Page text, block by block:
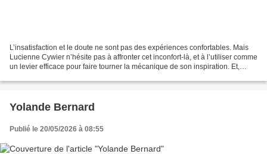
L’insatisfaction et le doute ne sont pas des expériences confortables. Mais
Lucienne Cywier n’hésite pas à affronter cet inconfort-là, et à l’utiliser comme
un levier efficace pour faire tourner la mécanique de son inspiration. Et,
Yolande Bernard
Publié le 20/05/2026 à 08:55